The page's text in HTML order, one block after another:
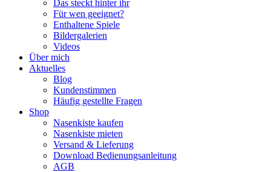
Das steckt hinter ihr
Für wen geeignet?
Enthaltene Spiele
Bildergalerien
Videos
Über mich
Aktuelles
Blog
Kundenstimmen
Häufig gestellte Fragen
Shop
Nasenkiste kaufen
Nasenkiste mieten
Versand & Lieferung
Download Bedienungsanleitung
AGB